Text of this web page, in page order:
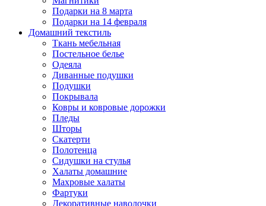
Подарки на 8 марта
Подарки на 14 февраля
Домашний текстиль
Ткань мебельная
Постельное белье
Одеяла
Диванные подушки
Подушки
Покрывала
Ковры и ковровые дорожки
Пледы
Шторы
Скатерти
Полотенца
Сидушки на стулья
Халаты домашние
Махровые халаты
Фартуки
Декоративные наволочки